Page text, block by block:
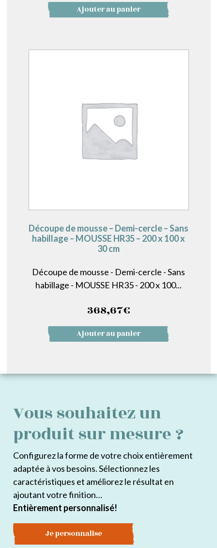
Ajouter au panier
Découpe de mousse – Demi-cercle – Sans
habillage – MOUSSE HR35 – 200 x 100 x
30 cm
Découpe de mousse - Demi-cercle - Sans
habillage - MOUSSE HR35 - 200 x 100...
368,67€
Ajouter au panier
Vous souhaitez un
produit sur mesure ?
Configurez la forme de votre choix entièrement
adaptée à vos besoins. Sélectionnez les
caractéristiques et améliorez le résultat en
ajoutant votre finition…
Entièrement personnalisé!
Je personnalise